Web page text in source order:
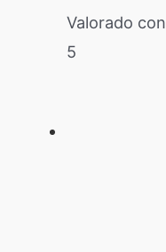
Valorado con
5